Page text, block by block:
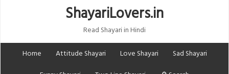
ShayariLovers.in
Read Shayari in Hindi
Home
Attitude Shayari Love Shayari
Sad Shayari